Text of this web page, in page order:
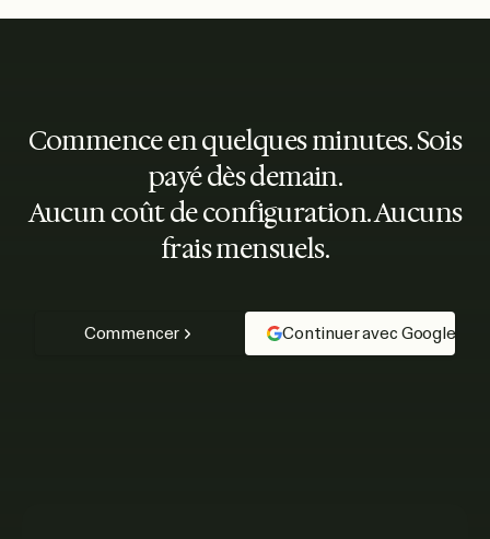
Commence en quelques minutes. Sois
payé dès demain.
Aucun coût de configuration. Aucuns
frais mensuels.
Commencer Continuer avec Google